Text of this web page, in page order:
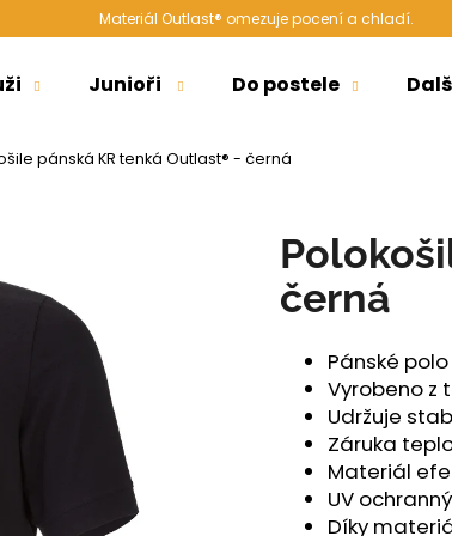
Materiál Outlast® omezuje pocení a chladí.
Junioři Do postele
pánská KR tenká Outlast® - černá
černá
Pánské
Vyrobeno z
Udržuje
Záruka
Materiál
UV
Díky
Doporučujeme
ŠORTKY HIGH LONG DÁMSKÉ TENKÉ